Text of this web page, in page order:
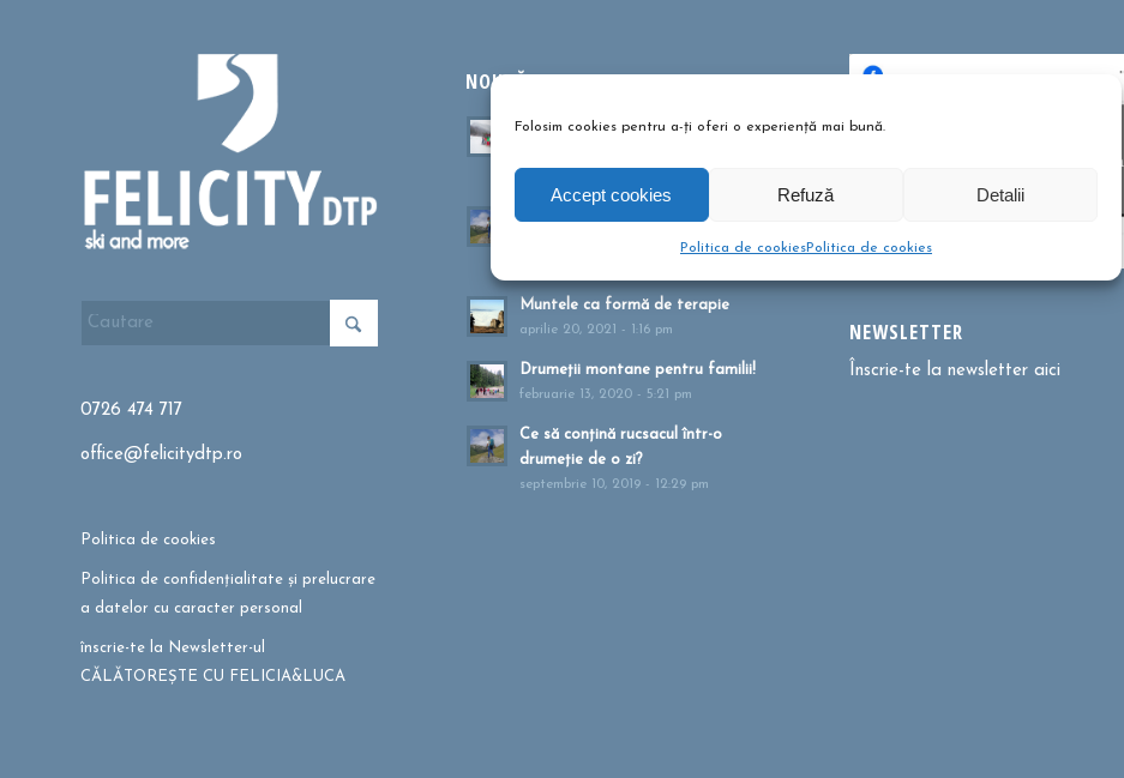
Folosim cookies pentru a-ți oferi o experiență mai bună.
Accept cookies Refuză Detalii
Politica de cookiesPolitica de cookies
0726 474 717
office@felicitydtp.ro
Politica de cookies
Politica de confidențialitate și prelucrare
a datelor cu caracter personal
înscrie-te la Newsletter-ul
CĂLĂTOREȘTE CU FELICIA&LUCA
NOUTĂȚI ȘI ARTICOLE
Tabere pentru copii? Sunt bune
Muntele ca formă de terapie
aprilie 20, 2021 - 1:16 pm
Drumeții montane pentru familii!
februarie 13, 2020 - 5:21 pm
Ce să conțină rucsacul într-o
drumeție de o zi?
septembrie 10, 2019 - 12:29 pm
Dă clic pentru a accepta cookie-
urile pentru marketing și pentru a
activa acest conținut
NEWSLETTER
Înscrie-te la newsletter aici